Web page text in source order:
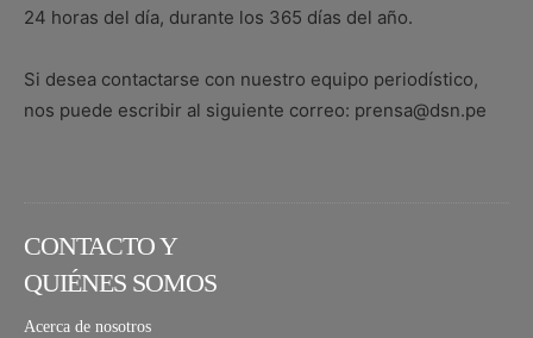
24 horas del día, durante los 365 días del año.
Si desea contactarse con nuestro equipo periodístico,
nos puede escribir al siguiente correo: prensa@dsn.pe
CONTACTO Y
QUIÉNES SOMOS
Acerca de nosotros